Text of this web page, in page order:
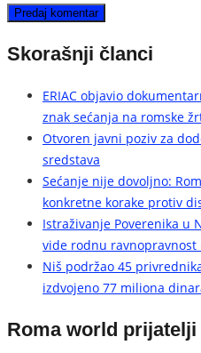
Skorašnji članci
ERIAC objavio
znak sećanja na romske
Otvoren javni poziv za
sredstava
Sećanje nije dovoljno:
konkretne korake protiv
Istraživanje Poverenika u
vide rodnu ravnopravnost
Niš podržao 45
izdvojeno 77 miliona
Roma world prijatelji